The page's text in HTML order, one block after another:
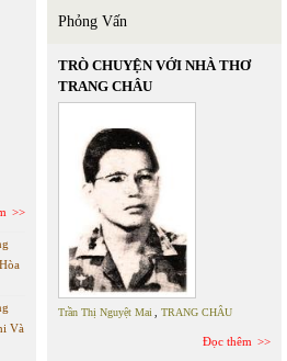
Và
Phỏng Vấn
TRÒ CHUYỆN VỚI NHÀ THƠ
TRANG CHÂU
Trần Thị Nguyệt Mai TRANG CHÂU
Đọc thêm